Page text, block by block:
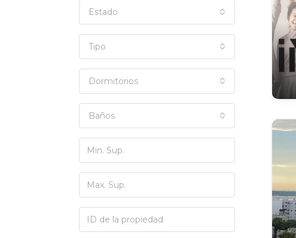
Estado
Tipo
Dormitorios
Baños